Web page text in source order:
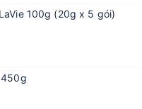
100g (20g x 5 gói)
450g